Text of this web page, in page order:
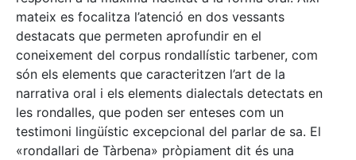
mateix es focalitza l’atenció en dos vessants
destacats que permeten aprofundir en el
coneixement del corpus rondallístic tarbener, com
són els elements que caracteritzen l’art de la
narrativa oral i els elements dialectals detectats en
les rondalles, que poden ser enteses com un
testimoni lingüístic excepcional del parlar de sa. El
«rondallari de Tàrbena» pròpiament dit és una